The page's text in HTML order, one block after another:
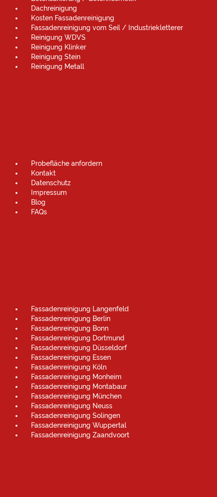
Dachreinigung
Kosten Fassadenreinigung
Fassadenreinigung vom Seil / Industriekletterer
Reinigung WDVS
Reinigung Klinker
Reinigung Stein
Reinigung Metall
Probefläche anfordern
Kontakt
Datenschutz
Impressum
Blog
FAQs
Fassadenreinigung Langenfeld
Fassadenreinigung Berlin
Fassadenreinigung Bonn
Fassadenreinigung Dortmund
Fassadenreinigung Düsseldorf
Fassadenreinigung Essen
Fassadenreinigung Köln
Fassadenreinigung Monheim
Fassadenreinigung Montabaur
Fassadenreinigung München
Fassadenreinigung Neuss
Fassadenreinigung Solingen
Fassadenreinigung Wuppertal
Fassadenreinigung Zaandvoort